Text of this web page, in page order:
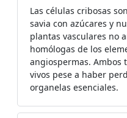
Las células cribosas
savia con azúcares y
plantas vasculares no
homólogas de los
angiospermas. Ambos
vivos pese a haber
organelas esenciales.